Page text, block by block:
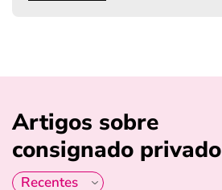
Artigos sobre
consignado privado